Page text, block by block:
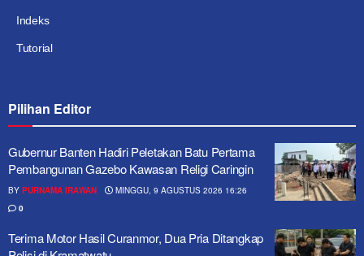
Indeks
Tutorial
Pilihan Editor
Gubernur Banten Hadiri Peletakan Batu Pertama
Pembangunan Gazebo Kawasan Religi Caringin
BY PURNAMA IRAWAN
MINGGU, 9 AGUSTUS 2026 16:26
0
Terima Motor Hasil Curanmor, Dua Pria Ditangkap